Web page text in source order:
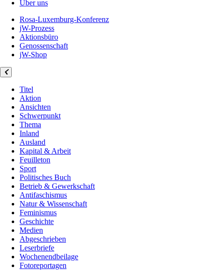
Über uns
Rosa-Luxemburg-Konferenz
jW-Prozess
Aktionsbüro
Genossenschaft
jW-Shop
Titel
Aktion
Ansichten
Schwerpunkt
Thema
Inland
Ausland
Kapital & Arbeit
Feuilleton
Sport
Politisches Buch
Betrieb & Gewerkschaft
Antifaschismus
Natur & Wissenschaft
Feminismus
Geschichte
Medien
Abgeschrieben
Leserbriefe
Wochenendbeilage
Fotoreportagen